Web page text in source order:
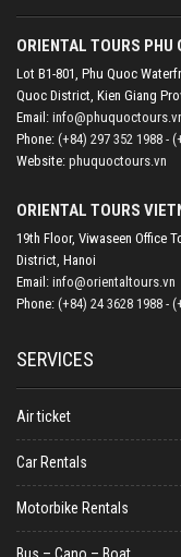
ORIENTAL TOURS PHU
Lot B1-801, Phu Quoc
Quoc District, Kien Giang
Email:
Phone: (+84) 297 352 1988 -
Website: phuquoctours.vn
ORIENTAL TOURS
19th Floor, Viwaseen Office
District, Hanoi
Email: info@orientaltours.vn
Phone: (+84) 24 3628 1988 -
SERVICES
Air ticket
Car Rentals
Motorbike Rentals